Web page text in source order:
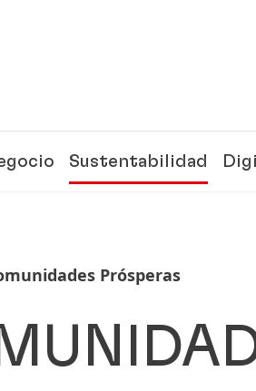
Sustentabilidad
Prósperas